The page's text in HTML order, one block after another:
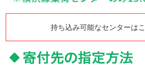
持ち込み可能なセンターは